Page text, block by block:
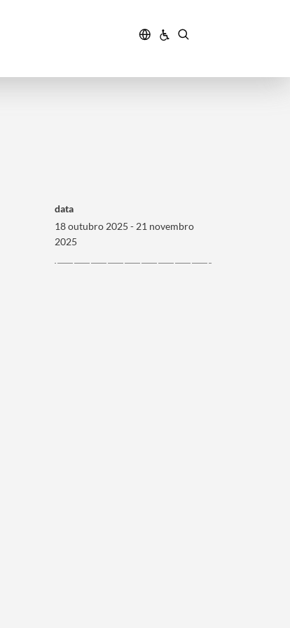
data
18 outubro 2025 - 21 novembro
2025